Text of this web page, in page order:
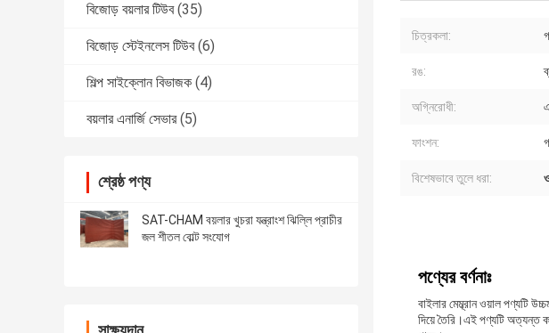
বিজোড় বয়লার টিউব (35)
বিজোড় স্টেইনলেস টিউব (6)
শিল্প সাইক্লোন বিভাজক (4)
বয়লার এনার্জি সেভার (5)
শ্রেষ্ঠ পণ্য
SAT-CHAM বয়লার খুচরা যন্ত্রাংশ ঝিল্লি প্রাচীর
জল শীতল বোল্ট সংযোগ
চিত্রকলা:
রঙ:
অগ্নিরোধী:
ফাংশন:
বিশেষভাবে তুলে ধরা:
পণ্যের বর্ণনাঃ
বাইলার মেম্ব্রান ওয়াল পণ্যটি
দিয়ে তৈরি।এই পণ্যটি অত্যন্ত